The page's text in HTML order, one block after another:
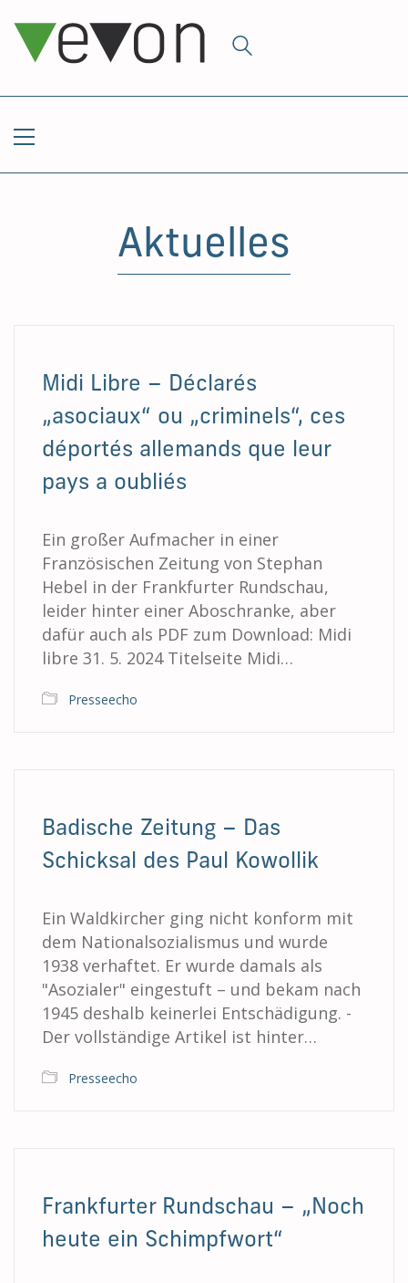
Aktuelles
Midi Libre – Déclarés
„asociaux“ ou „criminels“, ces
déportés allemands que leur
pays a oubliés
Ein großer Aufmacher in einer
Französischen Zeitung von Stephan
Hebel in der Frankfurter Rundschau,
leider hinter einer Aboschranke, aber
dafür auch als PDF zum Download: Midi
libre 31. 5. 2024 Titelseite Midi…
Presseecho
Badische Zeitung – Das
Schicksal des Paul Kowollik
Ein Waldkircher ging nicht konform mit
dem Nationalsozialismus und wurde
1938 verhaftet. Er wurde damals als
"Asozialer" eingestuft – und bekam nach
1945 deshalb keinerlei Entschädigung. -
Der vollständige Artikel ist hinter…
Presseecho
Frankfurter Rundschau – „Noch
heute ein Schimpfwort“